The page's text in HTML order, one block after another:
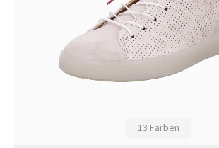
13 Farben